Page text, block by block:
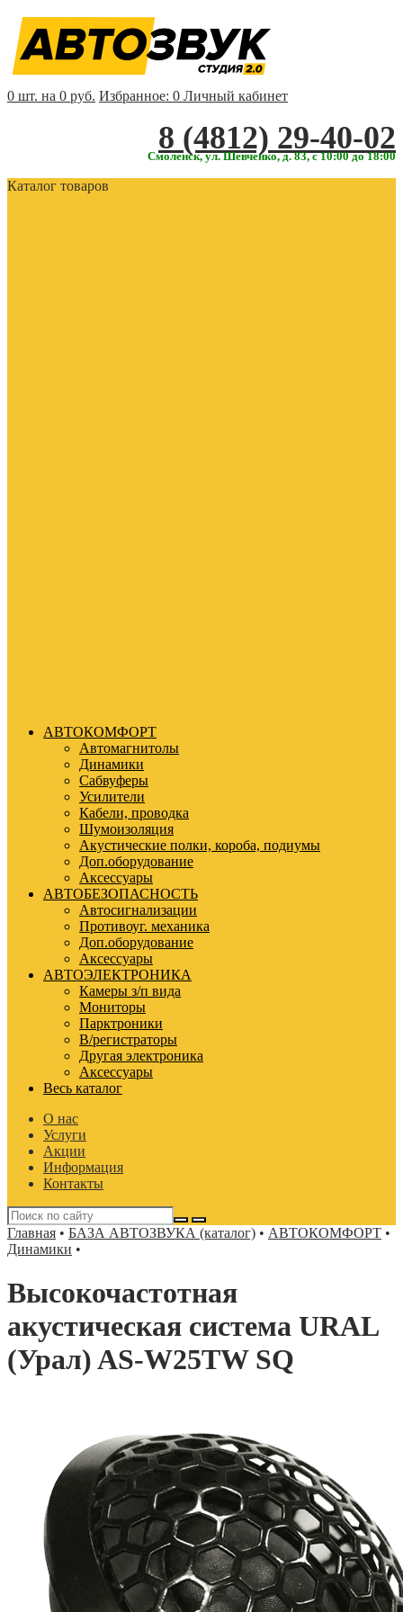
0 шт. на 0 руб. Избранное: 0 Личный кабинет
‎‎8 (4812) 29-40-02
Смоленск, ул. Шевченко, д. 83, с 10:00 до 18:00
Каталог товаров
АВТОКОМФОРТ
Автомагнитолы
Динамики
Сабвуферы
Усилители
Кабели, проводка
Шумоизоляция
Акустические полки, короба, подиумы
Доп.оборудование
Аксессуары
АВТОБЕЗОПАСНОСТЬ
Автосигнализации
Противоуг. механика
Доп.оборудование
Аксессуары
АВТОЭЛЕКТРОНИКА
Камеры з/п вида
Мониторы
Парктроники
В/регистраторы
Другая электроника
Аксессуары
Весь каталог
О нас
Услуги
Акции
Информация
Контакты
Главная • БАЗА АВТОЗВУКА (каталог) • АВТОКОМФОРТ •
Динамики •
Высокочастотная
акустическая система URAL
(Урал) AS-W25TW SQ